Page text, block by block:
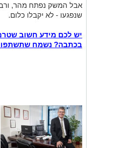
שנפגעו - לא יקבלו כלום.
יש לכם מידע חשוב
בכתבה? נשמח שתשתפו